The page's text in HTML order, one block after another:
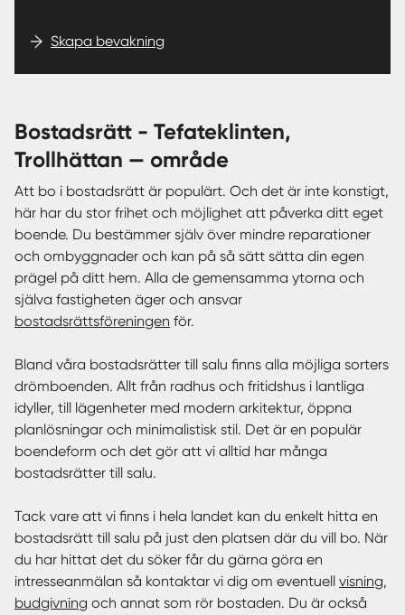
Skapa bevakning
bostadsrätt - Tefateklinten,
Trollhättan — område
Att bo i bostadsrätt är populärt. Och det är inte konstigt,
här har du stor frihet och möjlighet att påverka ditt eget
boende. Du bestämmer själv över mindre reparationer
och ombyggnader och kan på så sätt sätta din egen
prägel på ditt hem. Alla de gemensamma ytorna och
själva fastigheten äger och ansvar
bostadsrättsföreningen för.
Bland våra bostadsrätter till salu finns alla möjliga sorters
drömboenden. Allt från radhus och fritidshus i lantliga
idyller, till lägenheter med modern arkitektur, öppna
planlösningar och minimalistisk stil. Det är en populär
boendeform och det gör att vi alltid har många
bostadsrätter till salu.
Tack vare att vi finns i hela landet kan du enkelt hitta en
bostadsrätt till salu på just den platsen där du vill bo. När
du har hittat det du söker får du gärna göra en
intresseanmälan så kontaktar vi dig om eventuell visning,
budgivning och annat som rör bostaden. Du är också